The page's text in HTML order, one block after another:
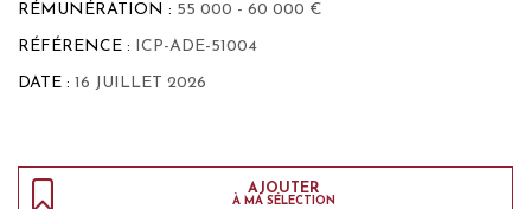
RÉMUNÉRATION : 55 000 - 60 000 €
RÉFÉRENCE : ICP-ADE-51004
DATE : 16 JUILLET 2026
AJOUTER
À MA SÉLECTION